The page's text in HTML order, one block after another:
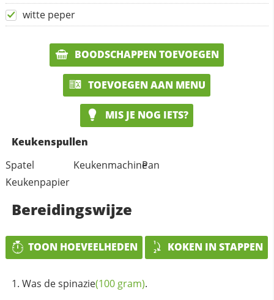
witte peper
BOODSCHAPPEN TOEVOEGEN
TOEVOEGEN AAN MENU
MIS JE NOG IETS?
Keukenspullen
Spatel
KeukenmachinePan
Keukenpapier
Bereidingswijze
TOON HOEVEELHEDEN KOKEN IN STAPPEN
Was despinazie(100 gram).